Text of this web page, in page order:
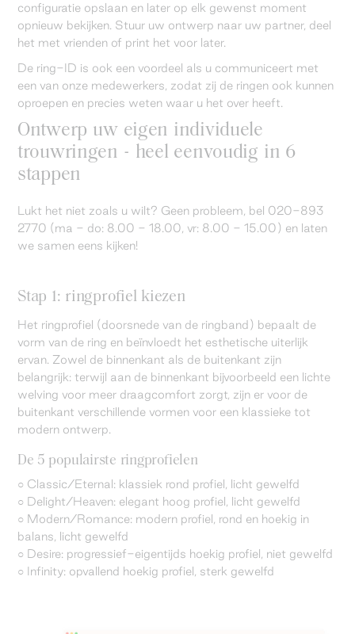
configuratie opslaan en later op elk gewenst moment
opnieuw bekijken. Stuur uw ontwerp naar uw partner, deel
het met vrienden of print het voor later.
De ring-ID is ook een voordeel als u communiceert met
een van onze medewerkers, zodat zij de ringen ook kunnen
oproepen en precies weten waar u het over heeft.
Ontwerp uw eigen individuele
trouwringen - heel eenvoudig in 6
stappen
Lukt het niet zoals u wilt? Geen probleem, bel 020-893
2770 (ma - do: 8.00 - 18.00, vr: 8.00 - 15.00) en laten
we samen eens kijken!
Stap 1: ringprofiel kiezen
Het ringprofiel (doorsnede van de ringband) bepaalt de
vorm van de ring en beïnvloedt het esthetische uiterlijk
ervan. Zowel de binnenkant als de buitenkant zijn
belangrijk: terwijl aan de binnenkant bijvoorbeeld een lichte
welving voor meer draagcomfort zorgt, zijn er voor de
buitenkant verschillende vormen voor een klassieke tot
modern ontwerp.
De 5 populairste ringprofielen
○ Classic/Eternal: klassiek rond profiel, licht gewelfd
○ Delight/Heaven: elegant hoog profiel, licht gewelfd
○ Modern/Romance: modern profiel, rond en hoekig in
balans, licht gewelfd
○ Desire: progressief-eigentijds hoekig profiel, niet gewelfd
○ Infinity: opvallend hoekig profiel, sterk gewelfd